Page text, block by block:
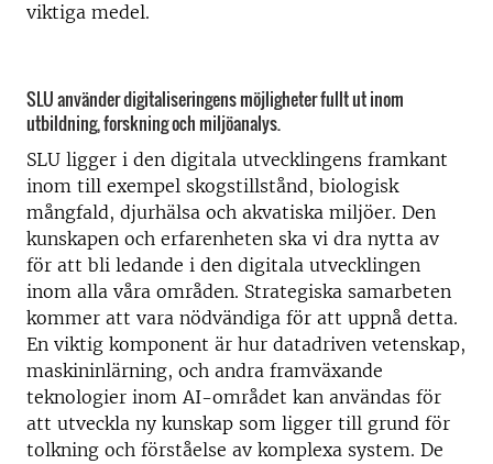
viktiga medel.
SLU använder digitaliseringens möjligheter fullt ut inom
utbildning, forskning och miljöanalys.
SLU ligger i den digitala utvecklingens framkant
inom till exempel skogstillstånd, biologisk
mångfald, djurhälsa och akvatiska miljöer. Den
kunskapen och erfarenheten ska vi dra nytta av
för att bli ledande i den digitala utvecklingen
inom alla våra områden. Strategiska samarbeten
kommer att vara nödvändiga för att uppnå detta.
En viktig komponent är hur datadriven vetenskap,
maskininlärning, och andra framväxande
teknologier inom AI-området kan användas för
att utveckla ny kunskap som ligger till grund för
tolkning och förståelse av komplexa system. De